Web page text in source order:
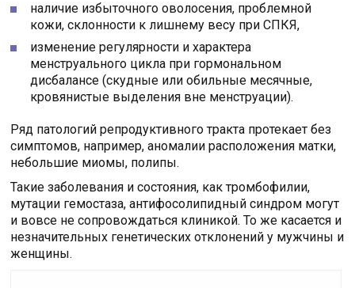
наличие избыточного оволосения, проблемной
кожи, склонности к лишнему весу при СПКЯ,
изменение регулярности и характера
менструального цикла при гормональном
дисбалансе (скудные или обильные месячные,
кровянистые выделения вне менструации).
Ряд патологий репродуктивного тракта протекает без
симптомов, например, аномалии расположения матки,
небольшие миомы, полипы.
Такие заболевания и состояния, как тромбофилии,
мутации гемостаза, антифосолипидный синдром могут
и вовсе не сопровождаться клиникой. То же касается и
незначительных генетических отклонений у мужчины и
женщины.